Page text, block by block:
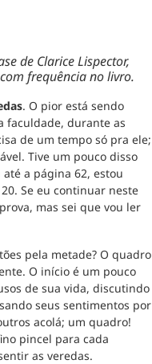
de Clarice Lispector,
frequência no livro.
. O pior está sendo
faculdade, durante as
de um tempo só pra ele;
Tive um pouco disso
a página 62, estou
Se eu continuar neste
mas sei que vou ler
pela metade? O quadro
O início é um pouco
de sua vida, discutindo
seus sentimentos por
acolá; um quadro!
pincel para cada
as veredas.